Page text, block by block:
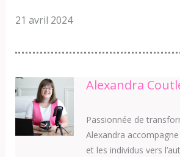
21 avril 2024
Alexandra
Passionnée de
Alexandra
et les individus vers